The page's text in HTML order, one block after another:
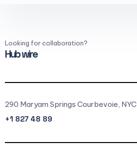
Looking for collaboration?
Hub wire
290 Maryam Springs Courbevoie, NYC
+1 827 48 89